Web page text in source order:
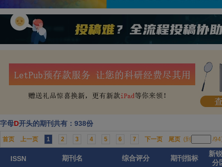
字母D开头的期刊共有：938份
首页 上一页 1 2 3 4 5 6 7 下一页 尾页 (到 /
ISSN 期刊名 综合评分 期刊指标
新
分